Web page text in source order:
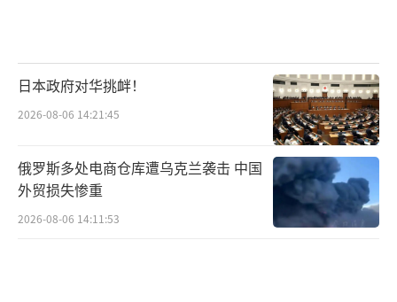
日本政府对华挑衅！
2026-08-06 14:21:45
俄罗斯多处电商仓库遭乌克兰袭击 中国
外贸损失惨重
2026-08-06 14:11:53